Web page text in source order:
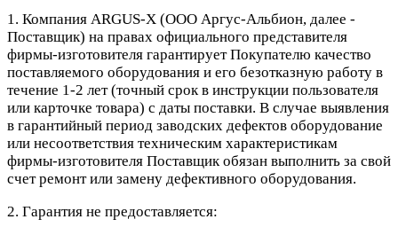
1. Компания ARGUS-X (ООО Аргус-Альбион, далее -
Поставщик) на правах официального представителя
фирмы-изготовителя гарантирует Покупателю качество
поставляемого оборудования и его безотказную работу в
течение 1-2 лет (точный срок в инструкции пользователя
или карточке товара) с даты поставки. В случае выявления
в гарантийный период заводских дефектов оборудование
или несоответствия техническим характеристикам
фирмы-изготовителя Поставщик обязан выполнить за свой
счет ремонт или замену дефективного оборудования.
2. Гарантия не предоставляется: